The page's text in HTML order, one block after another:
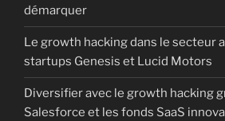
démarquer
Le growth hacking dans le secteur
startups Genesis et Lucid Motors
Diversifier avec le growth hacking
Salesforce et les fonds SaaS